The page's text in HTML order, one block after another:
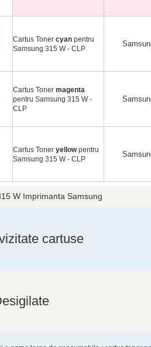
Cartus Toner cyan pentru
Samsung 315 W - CLP
Cartus Toner magenta
pentru Samsung 315 W -
CLP
Cartus Toner yellowpentru
Samsung 315 W - CLP
W Imprimanta Samsung
cartuse